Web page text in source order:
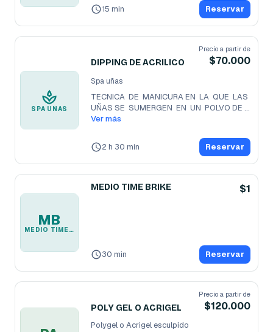
15 min Reservar
SPA UÑAS
DIPPING DE ACRILICO
Precio a partir de
$70.000
Spa uñas
TECNICA  DE  MANICURA EN  LA  QUE  LAS
UÑAS SE  SUMERGEN  EN  UN  POLVO DE ...
Ver más
2 h 30 min Reservar
MB
MEDIO TIME BRIKE
MEDIO TIME BRIKE $1
30 min Reservar
POLY GEL O ACRIGEL
Precio a partir de
$120.000
Polygel o Acrigel esculpido